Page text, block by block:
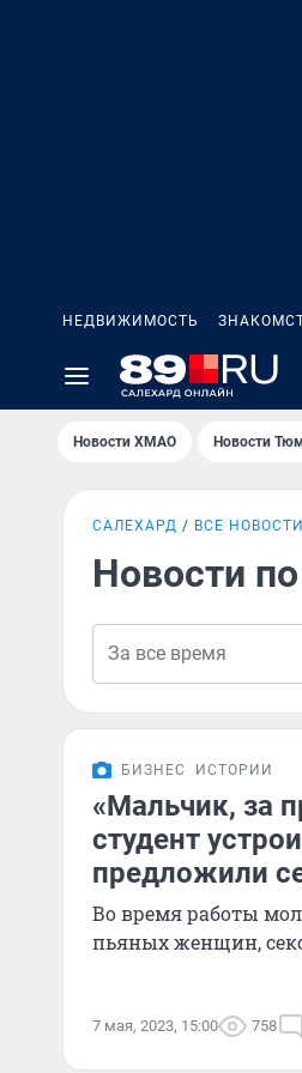
НЕДВИЖИМОСТЬ
Новости ХМАО Новости
САЛЕХАРД ВСЕ НОВОСТИ
Новости
БИЗНЕС ИСТОРИИ
«Мальчик, за
студент
предложили
Во время работы
пьяных женщин,
7 мая, 2023, 15:00 758